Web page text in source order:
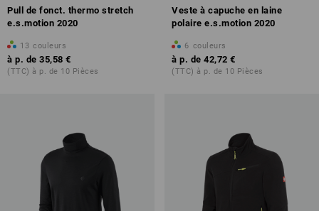
Pull de fonct. thermo stretch
e.s.motion 2020
13 couleurs
à p. de 35,58 €
(TTC) à p. de 10 Pièces
Veste à capuche en laine
polaire e.s.motion 2020
6 couleurs
à p. de 42,72 €
(TTC) à p. de 10 Pièces